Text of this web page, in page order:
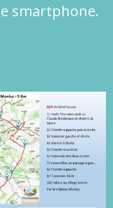
smartphone.